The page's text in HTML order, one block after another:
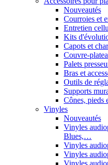
Nouveautés
Courroies et
Entretien
Kits
Capots et
Couvre-
Palets
Bras et
Outils de
Supports
Cônes, pieds
Vinyles
Nouveautés
Vinyles
Blues,…
Vinyles
Vinyles
Vinyles